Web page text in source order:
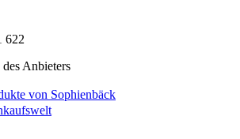
622
Anbieters
von Sophienbäck